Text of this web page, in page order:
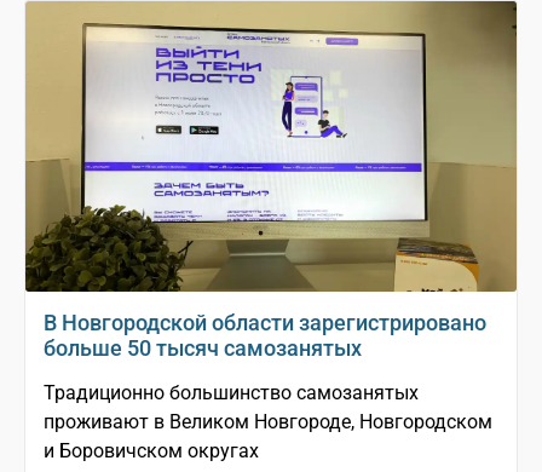
В Новгородской области зарегистрировано
больше 50 тысяч самозанятых
Традиционно большинство самозанятых
проживают в Великом Новгороде, Новгородском
и Боровичском округах